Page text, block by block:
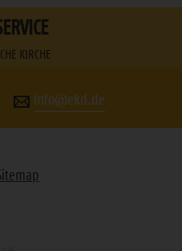
KIRCHE
info@ekd.de